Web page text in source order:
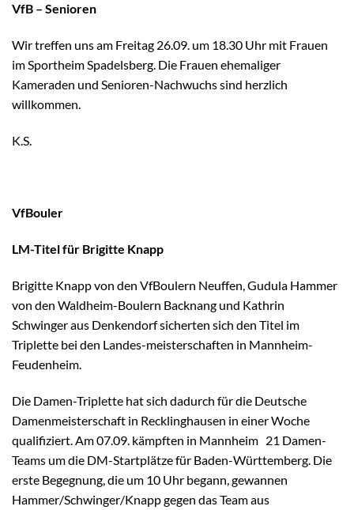
VfB – Senioren
Wir treffen uns am Freitag 26.09. um 18.30 Uhr mit Frauen
im Sportheim Spadelsberg. Die Frauen ehemaliger
Kameraden und Senioren-Nachwuchs sind herzlich
willkommen.
K.S.
VfBouler
LM-Titel für Brigitte Knapp
Brigitte Knapp von den VfBoulern Neuffen, Gudula Hammer
von den Waldheim-Boulern Backnang und Kathrin
Schwinger aus Denkendorf sicherten sich den Titel im
Triplette bei den Landes-meisterschaften in Mannheim-
Feudenheim.
Die Damen-Triplette hat sich dadurch für die Deutsche
Damenmeisterschaft in Recklinghausen in einer Woche
qualifiziert. Am 07.09. kämpften in Mannheim 21 Damen-
Teams um die DM-Startplätze für Baden-Württemberg. Die
erste Begegnung, die um 10 Uhr begann, gewannen
Hammer/Schwinger/Knapp gegen das Team aus